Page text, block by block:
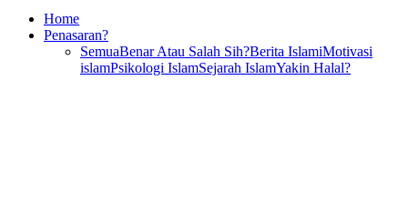
Home
Penasaran?
SemuaBenar Atau Salah Sih?Berita IslamiMotivasi
islamPsikologi IslamSejarah IslamYakin Halal?